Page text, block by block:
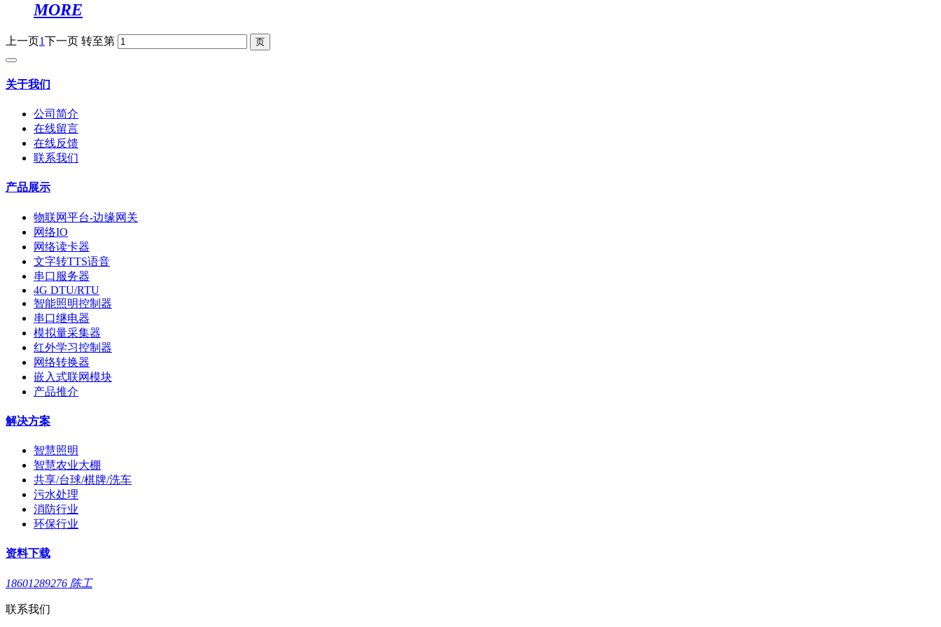
MORE
上一页1下一页 转至第
关于我们
公司简介
在线留言
在线反馈
联系我们
产品展示
物联网平台-边缘网关
网络IO
网络读卡器
文字转TTS语音
串口服务器
4G DTU/RTU
智能照明控制器
串口继电器
模拟量采集器
红外学习控制器
网络转换器
嵌入式联网模块
产品推介
解决方案
智慧照明
智慧农业大棚
共享/台球/棋牌/洗车
污水处理
消防行业
环保行业
资料下载
18601289276 陈工
联系我们